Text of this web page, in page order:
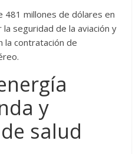
481 millones de dólares en
seguridad de la aviación y
la contratación de
y
salud